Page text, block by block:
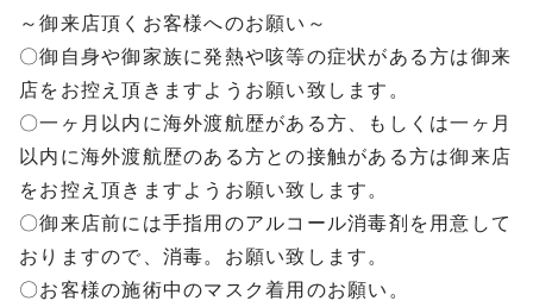
～御来店頂くお客様へのお願い～
〇御自身や御家族に発熱や咳等の症状がある方は御来
店をお控え頂きますようお願い致します。
〇一ヶ月以内に海外渡航歴がある方、もしくは一ヶ月
以内に海外渡航歴のある方との接触がある方は御来店
をお控え頂きますようお願い致します。
〇御来店前には手指用のアルコール消毒剤を用意して
おりますので、消毒。お願い致します。
〇お客様の施術中のマスク着用のお願い。